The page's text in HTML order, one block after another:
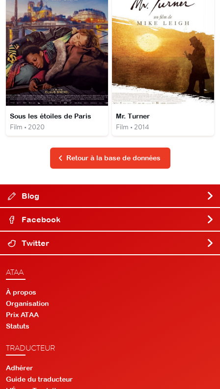
Sous les étoiles de Paris
Film • 2020
Mr. Turner
Film • 2014
Retour à la base de données
Blog
Facebook
Twitter
ATAA
À propos
Organisation
Prix ATAA
Statuts
TRADUCTEUR
Adhérer
Guide du traducteur